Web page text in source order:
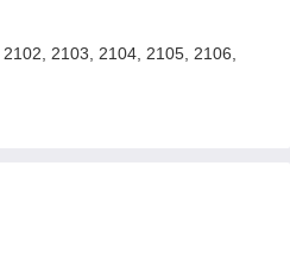
2103, 2104, 2105, 2106,